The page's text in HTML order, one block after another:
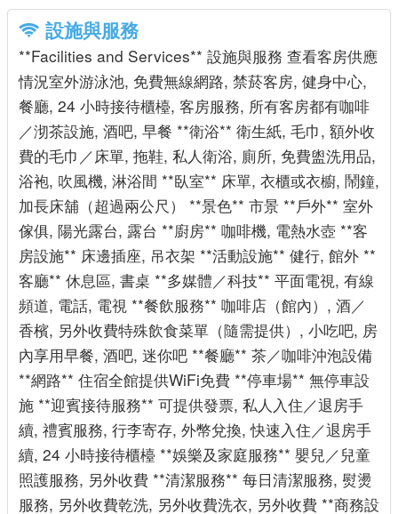
設施與服務
**Facilities and Services** 設施與服務 查看客房供應
情況室外游泳池, 免費無線網路, 禁菸客房, 健身中心,
餐廳, 24 小時接待櫃檯, 客房服務, 所有客房都有咖啡
／沏茶設施, 酒吧, 早餐 **衛浴** 衛生紙, 毛巾, 額外收
費的毛巾／床單, 拖鞋, 私人衛浴, 廁所, 免費盥洗用品,
浴袍, 吹風機, 淋浴間 **臥室** 床單, 衣櫃或衣櫥, 鬧鐘,
加長床舖（超過兩公尺） **景色** 市景 **戶外** 室外
傢俱, 陽光露台, 露台 **廚房** 咖啡機, 電熱水壺 **客
房設施** 床邊插座, 吊衣架 **活動設施** 健行, 館外 **
客廳** 休息區, 書桌 **多媒體／科技** 平面電視, 有線
頻道, 電話, 電視 **餐飲服務** 咖啡店（館內）, 酒／
香檳, 另外收費特殊飲食菜單（隨需提供）, 小吃吧, 房
內享用早餐, 酒吧, 迷你吧 **餐廳** 茶／咖啡沖泡設備
**網路** 住宿全館提供WiFi免費 **停車場** 無停車設
施 **迎賓接待服務** 可提供發票, 私人入住／退房手
續, 禮賓服務, 行李寄存, 外幣兌換, 快速入住／退房手
續, 24 小時接待櫃檯 **娛樂及家庭服務** 嬰兒／兒童
照護服務, 另外收費 **清潔服務** 每日清潔服務, 熨燙
服務, 另外收費乾洗, 另外收費洗衣, 另外收費 **商務設